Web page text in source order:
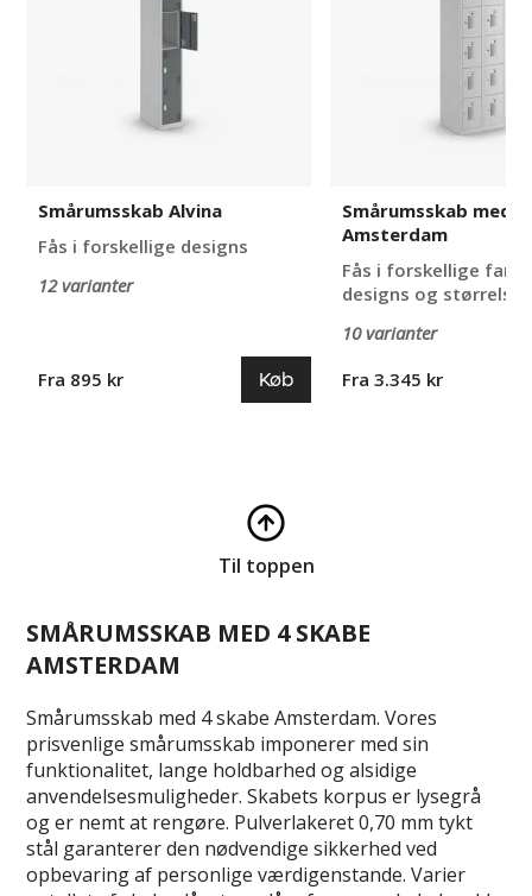
Smårumsskab Alvina
Fås i forskellige designs
12 varianter
Fra 895 kr Køb
Smårumsskab med
Amsterdam
Fås i forskellige
designs og størrelser
10 varianter
Fra 3.345 kr
Til toppen
SMÅRUMSSKAB MED 4 SKABE
AMSTERDAM
Smårumsskab med 4 skabe Amsterdam. Vores
prisvenlige smårumsskab imponerer med sin
funktionalitet, lange holdbarhed og alsidige
anvendelsesmuligheder. Skabets korpus er lysegrå
og er nemt at rengøre. Pulverlakeret 0,70 mm tykt
stål garanterer den nødvendige sikkerhed ved
opbevaring af personlige værdigenstande. Varier